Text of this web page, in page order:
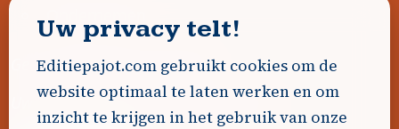
Ondernemen
Geen advertenties gevonden.
Uw advertentie hier? Contacteer ons!
Uw privacy telt!
Editiepajot.com gebruikt cookies om de
website optimaal te laten werken en om
inzicht te krijgen in het gebruik van onze